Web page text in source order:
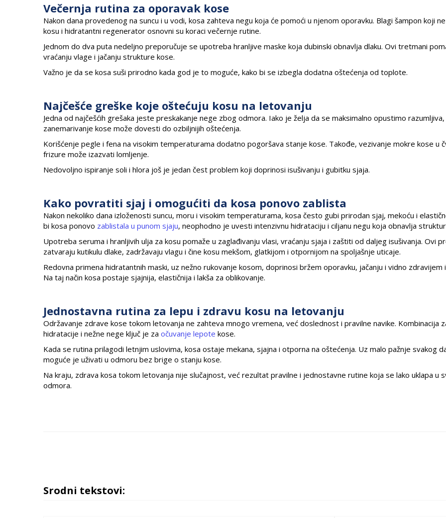
Večernja rutina za oporavak kose
Nakon dana provedenog na suncu i u vodi, kosa zahteva negu koja će pomoći u njenom oporavku. Blagi šampon koji
kosu i hidratantni regenerator osnovni su koraci večernje rutine.
Jednom do dva puta nedeljno preporučuje se upotreba hranljive maske koja dubinski obnavlja dlaku. Ovi tretmani
vraćanju vlage i jačanju strukture kose.
Važno je da se kosa suši prirodno kada god je to moguće, kako bi se izbegla dodatna oštećenja od toplote.
Najčešće greške koje oštećuju kosu na letovanju
Jedna od najčešćih grešaka jeste preskakanje nege zbog odmora. Iako je želja da se maksimalno opustimo razumljiva,
zanemarivanje kose može dovesti do ozbiljnijih oštećenja.
Korišćenje pegle i fena na visokim temperaturama dodatno pogoršava stanje kose. Takođe, vezivanje mokre kose u
frizure može izazvati lomljenje.
Nedovoljno ispiranje soli i hlora još je jedan čest problem koji doprinosi isušivanju i gubitku sjaja.
Kako povratiti sjaj i omogućiti da kosa ponovo zablista
Nakon nekoliko dana izloženosti suncu, moru i visokim temperaturama, kosa često gubi prirodan sjaj, mekoću i
bi kosa ponovo zablistala u punom sjaju, neophodno je uvesti intenzivnu hidrataciju i ciljanu negu koja obnavlja
Upotreba seruma i hranljivih ulja za kosu pomaže u zaglađivanju vlasi, vraćanju sjaja i zaštiti od daljeg isušivanja. Ovi
zatvaraju kutikulu dlake, zadržavaju vlagu i čine kosu mekšom, glatkijom i otpornijom na spoljašnje uticaje.
Redovna primena hidratantnih maski, uz nežno rukovanje kosom, doprinosi bržem oporavku, jačanju i vidno zdravijem
Na taj način kosa postaje sjajnija, elastičnija i lakša za oblikovanje.
Jednostavna rutina za lepu i zdravu kosu na letovanju
Održavanje zdrave kose tokom letovanja ne zahteva mnogo vremena, već doslednost i pravilne navike. Kombinacija
hidratacije i nežne nege ključ je za očuvanje lepote kose.
Kada se rutina prilagodi letnjim uslovima, kosa ostaje mekana, sjajna i otporna na oštećenja. Uz malo pažnje svakog
moguće je uživati u odmoru bez brige o stanju kose.
Na kraju, zdrava kosa tokom letovanja nije slučajnost, već rezultat pravilne i jednostavne rutine koja se lako uklapa u
odmora.
Srodni tekstovi: